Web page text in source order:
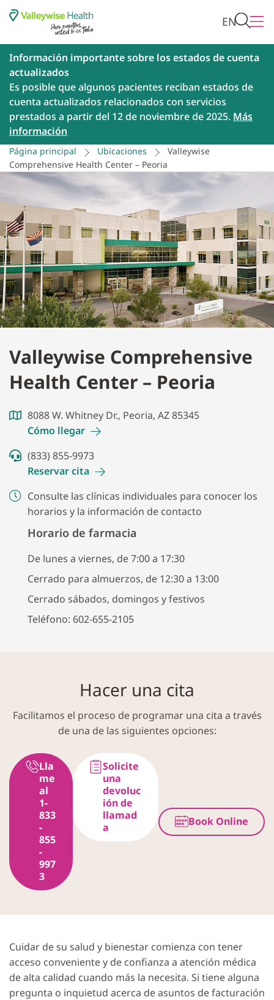
EN
Información importante sobre los estados de cuenta
actualizados
Es posible que algunos pacientes reciban estados de
cuenta actualizados relacionados con servicios
prestados a partir del 12 de noviembre de 2025. Más
información
Página principal Ubicaciones
Valleywise
Comprehensive Health Center – Peoria
Valleywise Comprehensive
Health Center – Peoria
8088 W. Whitney Dr., Peoria, AZ 85345
Cómo llegar
(833) 855-9973
Reservarcita
Consulte las clínicas individuales para conocer los
horarios y la información de contacto
Horario de farmacia
De lunes a viernes, de 7:00 a 17:30
Cerrado para almuerzos, de 12:30 a 13:00
Cerrado sábados, domingos y festivos
Teléfono: 602-655-2105
Hacer una cita
Facilitamos el proceso de programar una cita a través
de una de las siguientes opciones:
Lla
me
al
1-
833
-
855
-
997
3
Solicite
una
devoluc
ión de
llamad
a
Book Online
Cuidar de su salud y bienestar comienza con tener
acceso conveniente y de confianza a atención médica
de alta calidad cuando más la necesita. Si tiene alguna
pregunta o inquietud acerca de asuntos de facturación